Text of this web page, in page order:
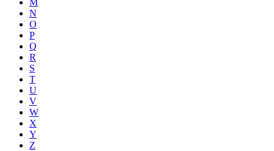
M
N
O
P
Q
R
S
T
U
V
W
X
Y
Z